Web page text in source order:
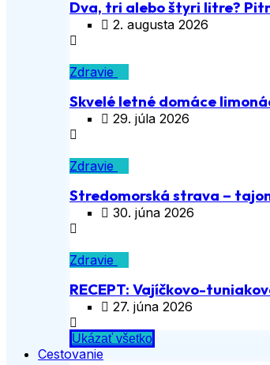
Dva, tri alebo štyri litre?
2. augusta 2026
Zdravie
Skvelé letné domáce
29. júla 2026
Zdravie
Stredomorská strava –
30. júna 2026
Zdravie
RECEPT: Vajíčkovo-
27. júna 2026
Ukázať všetko
Cestovanie